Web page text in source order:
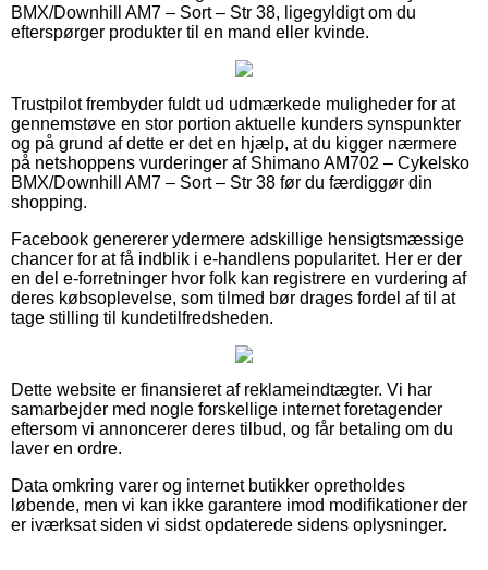
BMX/Downhill AM7 – Sort – Str 38, ligegyldigt om du
efterspørger produkter til en mand eller kvinde.
Trustpilot frembyder fuldt ud udmærkede muligheder for at
gennemstøve en stor portion aktuelle kunders synspunkter
og på grund af dette er det en hjælp, at du kigger nærmere
på netshoppens vurderinger af Shimano AM702 – Cykelsko
BMX/Downhill AM7 – Sort – Str 38 før du færdiggør din
shopping.
Facebook genererer ydermere adskillige hensigtsmæssige
chancer for at få indblik i e-handlens popularitet. Her er der
en del e-forretninger hvor folk kan registrere en vurdering af
deres købsoplevelse, som tilmed bør drages fordel af til at
tage stilling til kundetilfredsheden.
Dette website er finansieret af reklameindtægter. Vi har
samarbejder med nogle forskellige internet foretagender
eftersom vi annoncerer deres tilbud, og får betaling om du
laver en ordre.
Data omkring varer og internet butikker opretholdes
løbende, men vi kan ikke garantere imod modifikationer der
er iværksat siden vi sidst opdaterede sidens oplysninger.